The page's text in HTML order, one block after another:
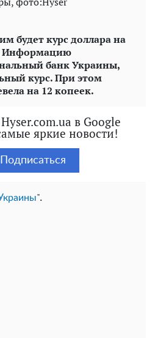
будет курс доллара на
Информацию
банк Украины,
курс. При этом
на 12 копеек.
в Google
яркие новости!
Подписаться
".